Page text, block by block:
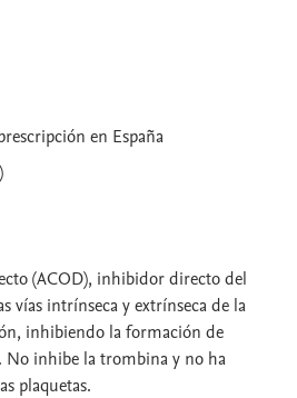
en España
(ACOD), inhibidor directo del
vías intrínseca y extrínseca de la
inhibiendo la formación de
inhibe la trombina y no ha
plaquetas.